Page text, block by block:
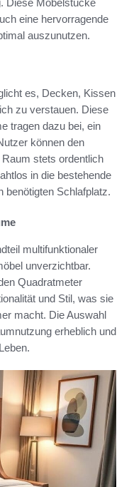
Diese Möbelstücke
eine hervorragende
auszunutzen.
es, Decken, Kissen
zu verstauen. Diese
tragen dazu bei, ein
können den
stets ordentlich
in die bestehende
benötigten Schlafplatz.
multifunktionaler
unverzichtbar.
Quadratmeter
und Stil, was sie
macht. Die Auswahl
erheblich und